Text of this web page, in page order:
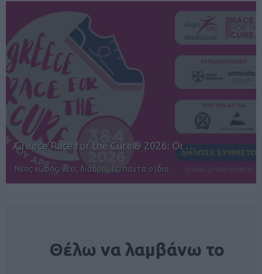
12ος TUI Rhodes Marathon: Άνοιγμα ε…
Αγώνες για όλους στην Ρόδο
Θέλω να λαμβάνω το